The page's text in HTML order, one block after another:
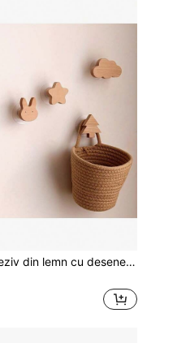
1 cârlig adeziv din lemn cu desene animate, disponibil în modele drăguțe de pisică, iepure și alte modele, nu necesită găurire, poate agăța obiecte ușoare, cum ar fi haine, genți, coșuri mici. Potrivit pentru camera copiilor, holul de la intrare, dormitor, combină depozitarea și decorarea, cald și practic.